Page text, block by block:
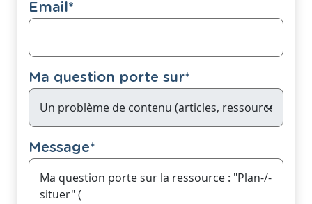
Email*
Ma question porte sur*
Message*